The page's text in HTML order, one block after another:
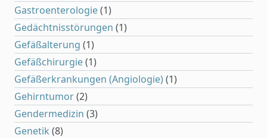
Gastroenterologie(1)
Gedächtnisstörungen (1)
Gefäßalterung (1)
Gefäßchirurgie(1)
Gefäßerkrankungen (Angiologie)(1)
Gehirntumor(2)
Gendermedizin (3)
Genetik (8)